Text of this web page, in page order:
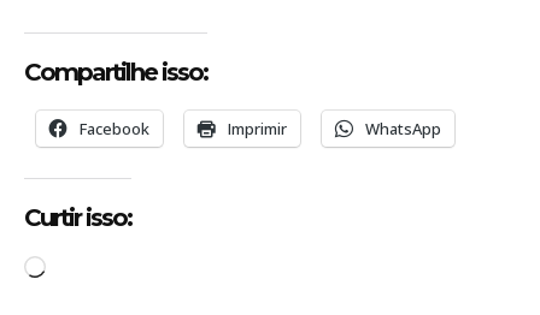
Compartilhe isso:
Facebook Imprimir WhatsApp
Curtir isso:
C